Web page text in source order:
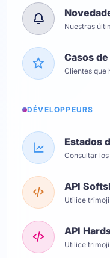
Nuestras
Casos
Clientes que
DÉVELOPPEURS
Estados
Consultar
API
Utilice
API
Utilice